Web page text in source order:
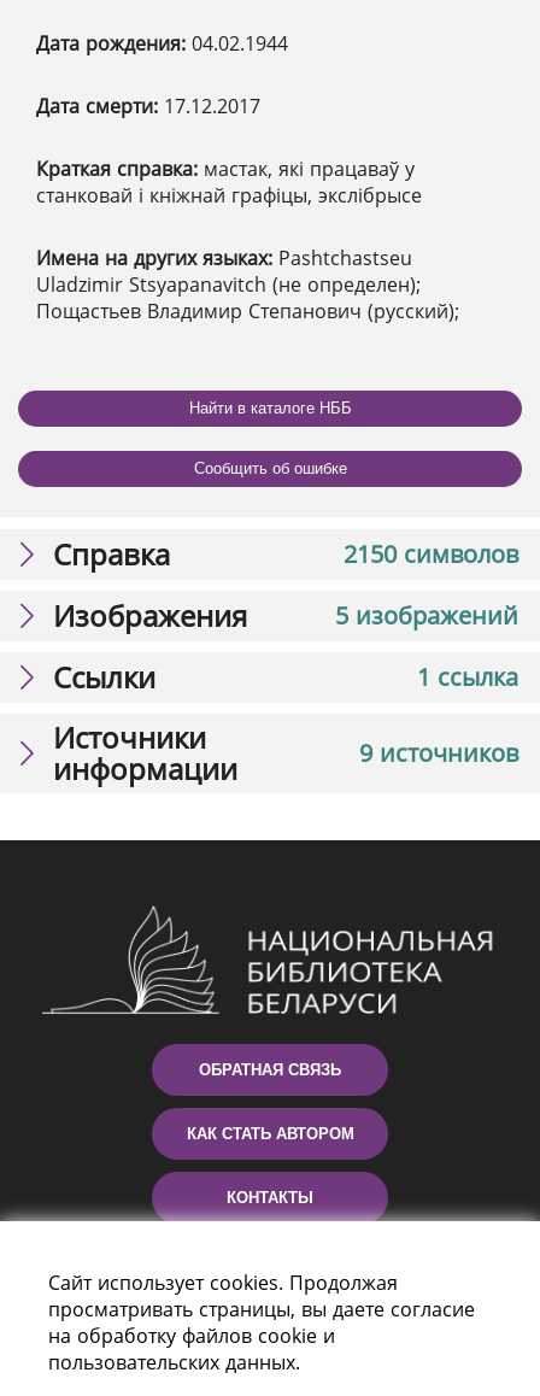
Дата рождения: 04.02.1944
Дата смерти: 17.12.2017
Краткая справка: мастак, які працаваў у
станковай і кніжнай графіцы, экслібрысе
Имена на других языках: Pashtchastseu
Uladzimir Stsyapanavitch (не определен);
Пощастьев Владимир Степанович (русский);
Найти в каталоге НББ
Сообщить об ошибке
2150 символов
Справка
5 изображений
Изображения
1 ссылка
Ссылки
9 источников
Источники
информации
ОБРАТНАЯ СВЯЗЬ
КАК СТАТЬ АВТОРОМ
КОНТАКТЫ
Сайт использует cookies. Продолжая
просматривать страницы, вы даете согласие
на обработку файлов cookie и
пользовательских данных.